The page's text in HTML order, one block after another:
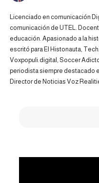
Licenciado en comunicación
comunicación de UTEL.
educación. Apasionado a la
escritó para El Histonauta,
Voxpopuli.digital, Soccer
periodista siempre destacado
Director de Noticias Voz